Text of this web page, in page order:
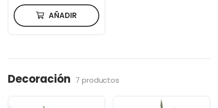
AÑADIR
Decoración 7 productos